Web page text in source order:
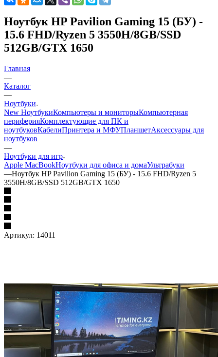
Ноутбук HP Pavilion Gaming 15 (БУ) -
15.6 FHD/Ryzen 5 3550H/8GB/SSD
512GB/GTX 1650
Главная
—
Каталог
—
Ноутбуки
New НоутбукиКомпьютеры и мониторыКомпьютерная
периферияКомплектующие для ПК и
ноутбуковКабелиПринтера и МФУПланшетАксессуары для
ноутбуков
—
Ноутбуки для игр
Apple MacBookНоутбуки для офиса и домаУльтрабуки
—Ноутбук HP Pavilion Gaming 15 (БУ) - 15.6 FHD/Ryzen 5
3550H/8GB/SSD 512GB/GTX 1650
Артикул: 14011